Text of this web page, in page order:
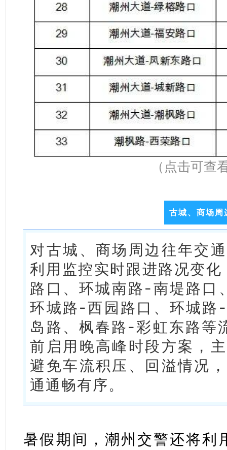
（点击可查
古城、商场周
对古城、商场周边往年交
利用监控实时跟进路况变
路口、环城南路-南堤路口
环城路-西园路口、环城路
岛路、枫春路-彩虹东路等
前启用晚高峰时段方案，
避免车流积压、回溢情况
通通畅有序。
暑假期间，潮州交警还将利